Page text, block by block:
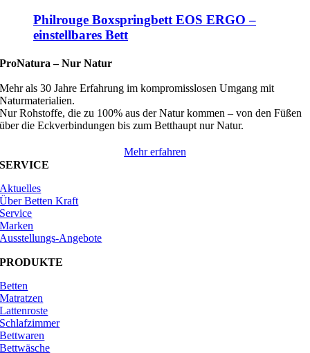
Philrouge Boxspringbett EOS ERGO –
einstellbares Bett
ProNatura –Nur Natur
Mehr als 30 Jahre Erfahrung im kompromisslosen Umgang mit
Naturmaterialien.
Nur Rohstoffe, die zu 100% aus der Natur kommen – von den Füßen
über die Eckverbindungen bis zum Betthaupt nur Natur.
Mehr erfahren
SERVICE
Aktuelles
Über Betten Kraft
Service
Marken
Ausstellungs-Angebote
PRODUKTE
Betten
Matratzen
Lattenroste
Schlafzimmer
Bettwaren
Bettwäsche